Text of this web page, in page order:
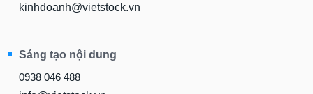
kinhdoanh@vietstock.vn
Sáng tạo nội dung
0938 046 488